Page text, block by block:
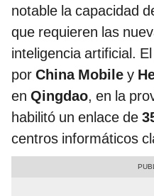
notable la capacidad
que requieren las
inteligencia artificial.
por China Mobile y
en Qingdao, en la
habilitó un enlace de
centros informáticos